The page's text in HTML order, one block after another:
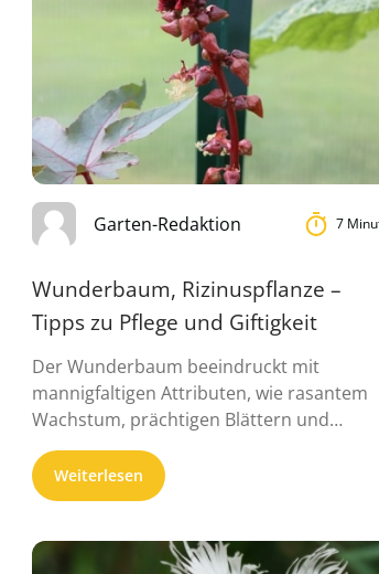
Garten-Redaktion 7
Wunderbaum, Rizinuspflanze –
Tipps zu Pflege und Giftigkeit
Der Wunderbaum beeindruckt mit
mannigfaltigen Attributen, wie rasantem
Wachstum, prächtigen Blättern und
puscheligen Blütenständen. Darüber ...
Weiterlesen